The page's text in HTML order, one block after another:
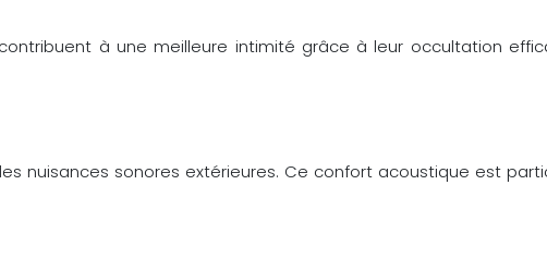
à une meilleure intimité grâce à leur occultation
nuisances sonores extérieures. Ce confort acoustique est